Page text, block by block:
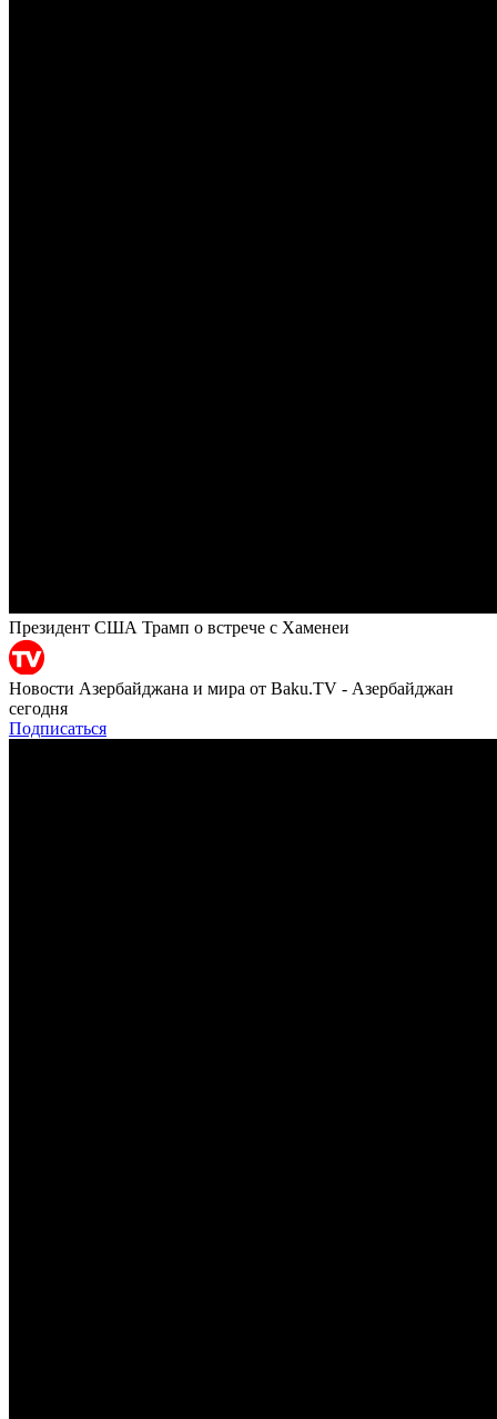
Президент США Трамп о встрече с Хаменеи
Новости Азербайджана и мира от Baku.TV - Азербайджан
сегодня
Подписаться